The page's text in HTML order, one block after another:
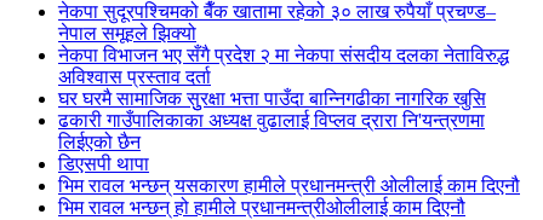
नेकपा सुदूरपश्चिमको बैँक खातामा रहेको ३० लाख रुपैयाँ प्रचण्ड–
नेपाल समूहले झिक्य‍ो
नेकपा विभाजन भए सँगै प्रदेश २ मा नेकपा संसदीय दलका नेताविरुद्ध
अविश्वास प्रस्ताव दर्ता
घर घरमै सामाजिक सुुरक्षा भत्ता पाउँदा बान्निगढीका नागरिक खुसि
ढकारी गाउँपालिकाका अध्यक्ष वुढालाई विप्लव द्रारा नि'यन्त्रणमा
लिईएको छैन
डिएसपी थापा
भिम रावल भन्छन् यसकारण हामीले प्रधानमन्त्री ओलीलाई काम दिएनौ
भिम रावल भन्छन् हो हामीले प्रधानमन्त्रीओलीलाई काम दिएनौ